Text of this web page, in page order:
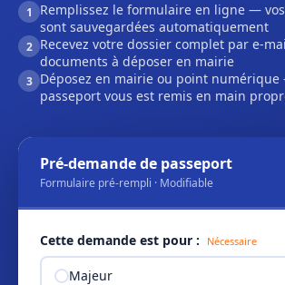
1
Remplissez le formulaire en ligne —
sont sauvegardées automatiquement
2 Recevez votre dossier complet par e-
documents à déposer en mairie
3 Déposez en mairie ou point
passeport vous est remis en main
Pré-demande de passeport
Formulaire pré-rempli · Modifiable
Cette demande est pour : Nécessaire
Majeur